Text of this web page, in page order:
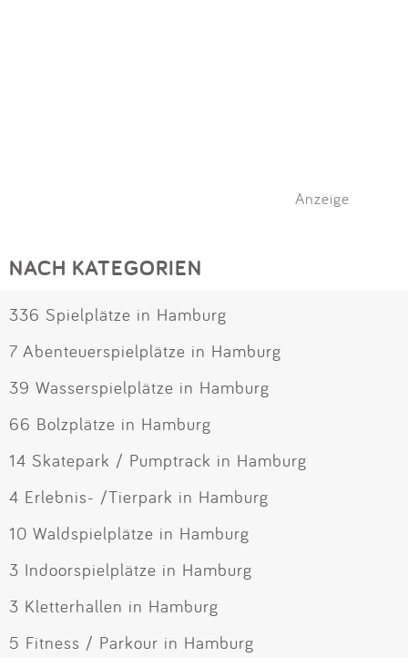
Anzeige
NACH KATEGORIEN
336 Spielplätze in Hamburg
7 Abenteuerspielplätze in Hamburg
39 Wasserspielplätze in Hamburg
66 Bolzplätze in Hamburg
14 Skatepark / Pumptrack in Hamburg
4 Erlebnis- /Tierpark in Hamburg
10 Waldspielplätze in Hamburg
3 Indoorspielplätze in Hamburg
3 Kletterhallen in Hamburg
5 Fitness / Parkour in Hamburg